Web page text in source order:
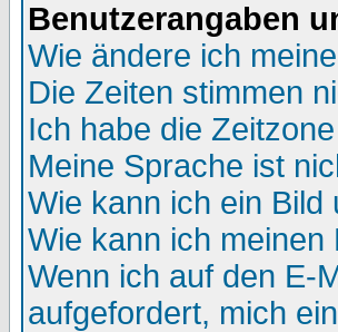
Benutzerangaben
Wie ändere ich
Die Zeiten stimmen
Ich habe die
Meine Sprache ist
Wie kann ich ein
Wie kann ich meinen
Wenn ich auf den E-
aufgefordert, mich